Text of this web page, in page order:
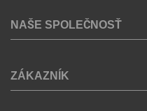
NAŠE SPOLEČNOSŤ
ZÁKAZNÍK